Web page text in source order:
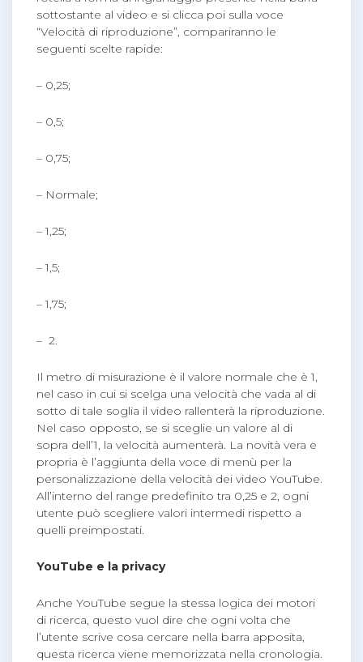
sottostante al video e si clicca poi sulla voce
“Velocità di riproduzione”, compariranno le
seguenti scelte rapide:
– 0,25;
– 0,5;
– 0,75;
– Normale;
– 1,25;
– 1,5;
– 1,75;
– 2.
Il metro di misurazione è il valore normale che è 1,
nel caso in cui si scelga una velocità che vada al di
sotto di tale soglia il video rallenterà la riproduzione.
Nel caso opposto, se si sceglie un valore al di
sopra dell’1, la velocità aumenterà. La novità vera e
propria è l’aggiunta della voce di menù per la
personalizzazione della velocità dei video YouTube.
All’interno del range predefinito tra 0,25 e 2, ogni
utente può scegliere valori intermedi rispetto a
quelli preimpostati.
YouTube e la privacy
Anche YouTube segue la stessa logica dei motori
di ricerca, questo vuol dire che ogni volta che
l’utente scrive cosa cercare nella barra apposita,
questa ricerca viene memorizzata nella cronologia.